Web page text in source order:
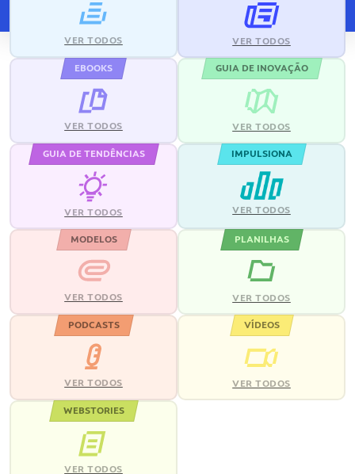
VER TODOS VER TODOS
EBOOKS
VER TODOS
GUIA DE INOVAÇÃO
VER TODOS
GUIA DE TENDÊNCIAS
VER TODOS
IMPULSIONA
VER TODOS
MODELOS
VER TODOS
PLANILHAS
VER TODOS
PODCASTS
VER TODOS
VÍDEOS
VER TODOS
WEBSTORIES
VER TODOS